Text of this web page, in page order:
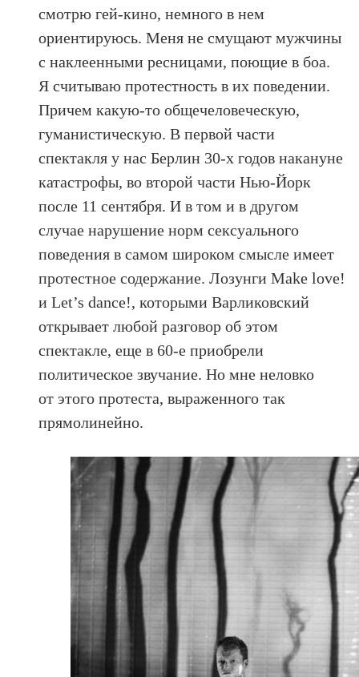
смотрю гей-кино, немного в нем
ориентируюсь. Меня не смущают мужчины
с наклеенными ресницами, поющие в боа.
Я считываю протестность в их поведении.
Причем какую-то общечеловеческую,
гуманистическую. В первой части
спектакля у нас Берлин 30-х годов накануне
катастрофы, во второй части Нью-Йорк
после 11 сентября. И в том и в другом
случае нарушение норм сексуального
поведения в самом широком смысле имеет
протестное содержание. Лозунги Make love!
и Let’s dance!, которыми Варликовский
открывает любой разговор об этом
спектакле, еще в 60-е приобрели
политическое звучание. Но мне неловко
от этого протеста, выраженного так
прямолинейно.